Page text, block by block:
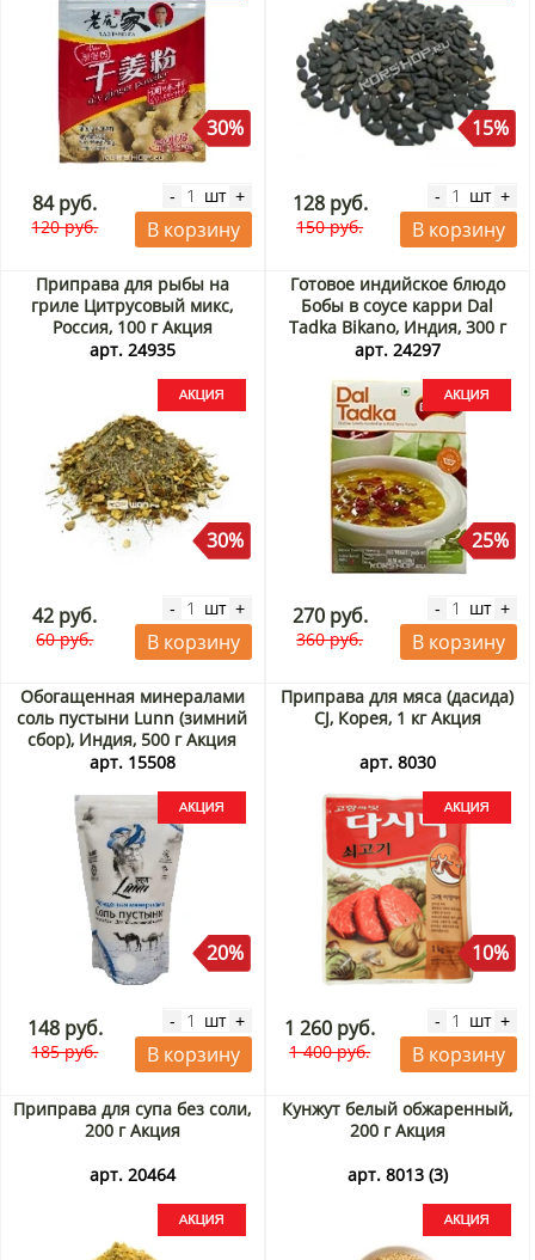
30%
84 руб.
120 руб.
- шт +
В корзину
15%
128 руб.
150 руб.
- шт +
В корзину
Приправа для рыбы на
гриле Цитрусовый микс,
Россия, 100 г Акция
арт. 24935
30%
42 руб.
60 руб.
- шт +
В корзину
Готовое индийское блюдо
Бобы в соусе карри Dal
Tadka Bikano, Индия, 300 г
Акция
арт. 24297
25%
270 руб.
360 руб.
- шт +
В корзину
Обогащенная минералами
соль пустыни Lunn (зимний
сбор), Индия, 500 г Акция
арт. 15508
20%
148 руб.
185 руб.
- шт +
В корзину
Приправа для мяса (дасида)
CJ, Корея, 1 кг Акция
арт. 8030
10%
1 260 руб.
1 400 руб.
- шт +
В корзину
Приправа для супа без соли,
200 г Акция
арт. 20464
Кунжут белый обжаренный,
200 г Акция
арт. 8013 (3)